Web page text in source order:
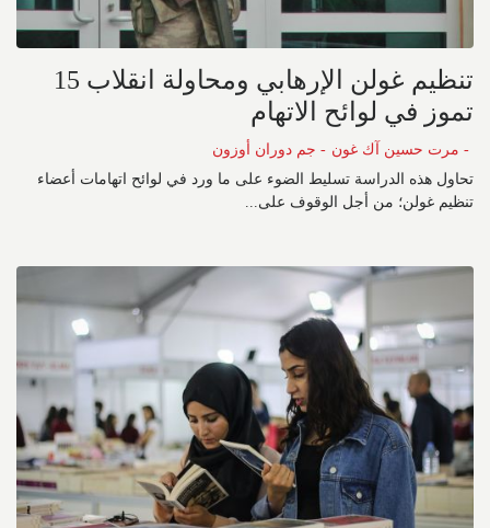
تنظيم غولن الإرهابي ومحاولة انقلاب 15
تموز في لوائح الاتهام
- مرت حسين آك غون - جم دوران أوزون
تحاول هذه الدراسة تسليط الضوء على ما ورد في لوائح اتهامات أعضاء
تنظيم غولن؛ من أجل الوقوف على...